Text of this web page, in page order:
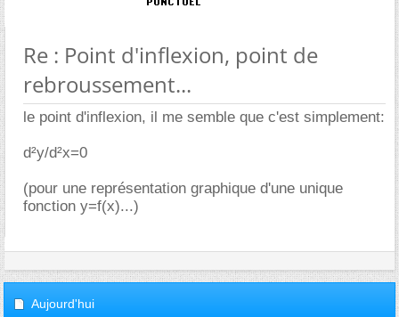
Re : Point d'inflexion, point de
rebroussement...
le point d'inflexion, il me semble que c'est simplement:
d²y/d²x=0
(pour une représentation graphique d'une unique
fonction y=f(x)...)
Aujourd'hui